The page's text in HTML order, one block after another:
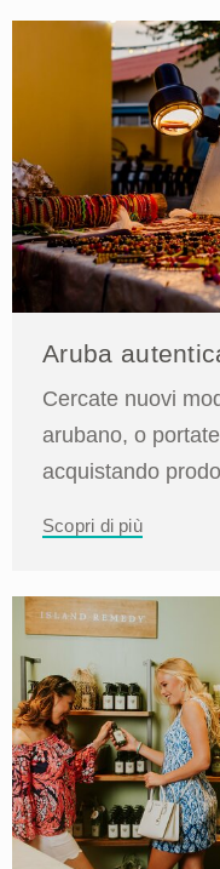
Aruba
Cercate nuovi
arubano, o
acquistando
Scopri di più